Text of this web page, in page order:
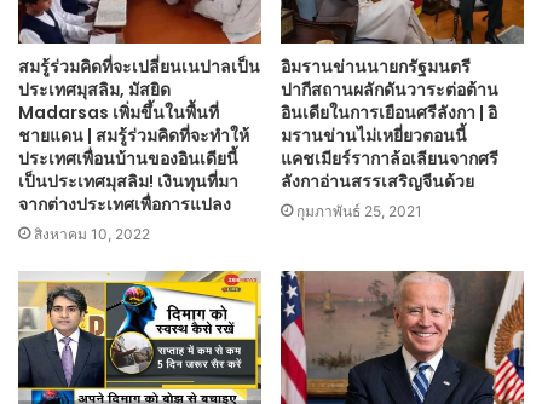
สมรู้ร่วมคิดที่จะเปลี่ยนเนปาลเป็น
ประเทศมุสลิม, มัสยิด
Madarsas เพิ่มขึ้นในพื้นที่
ชายแดน | สมรู้ร่วมคิดที่จะทำให้
ประเทศเพื่อนบ้านของอินเดียนี้
เป็นประเทศมุสลิม! เงินทุนที่มา
จากต่างประเทศเพื่อการแปลง
สิงหาคม 10, 2022
อิมรานข่านนายกรัฐมนตรี
ปากีสถานผลักดันวาระต่อต้าน
อินเดียในการเยือนศรีลังกา | อิ
มรานข่านไม่เหยี่ยวตอนนี้
แคชเมียร์รากาล้อเลียนจากศรี
ลังกาอ่านสรรเสริญจีนด้วย
กุมภาพันธ์ 25, 2021